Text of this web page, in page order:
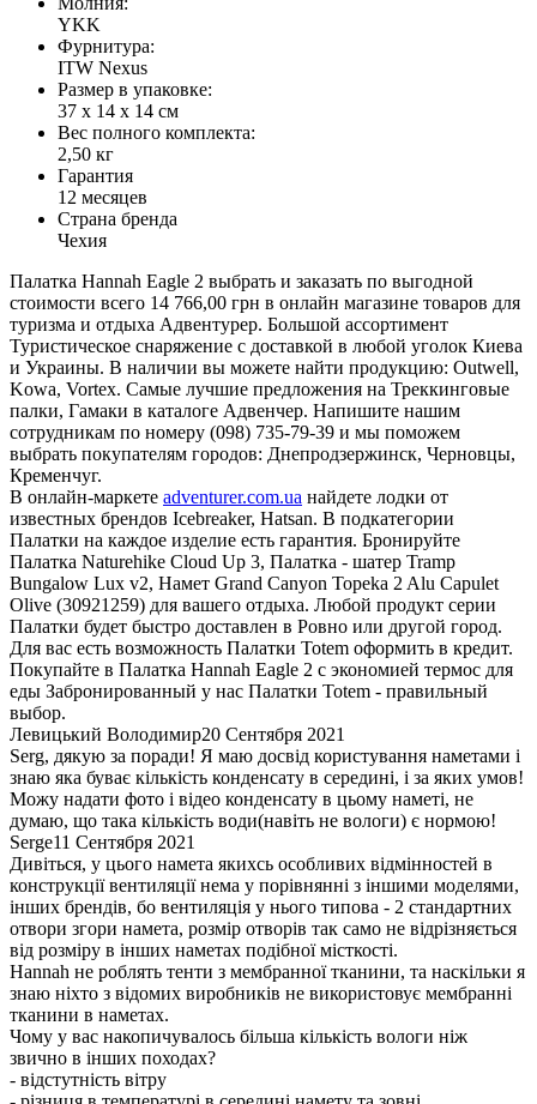
YKK
Фурнитура:
ITW Nexus
Размер в упаковке:
37 х 14 х 14 см
Вес полного комплекта:
2,50 кг
Гарантия
12 месяцев
Страна бренда
Чехия
Палатка Hannah Eagle 2 выбрать и заказать по выгодной
стоимости всего 14 766,00 грн в онлайн магазине товаров для
туризма и отдыха Адвентурер. Большой ассортимент
Туристическое снаряжение с доставкой в любой уголок Киева
и Украины. В наличии вы можете найти продукцию: Outwell,
Kowa, Vortex. Самые лучшие предложения на Треккинговые
палки, Гамаки в каталоге Адвенчер. Напишите нашим
сотрудникам по номеру (098) 735-79-39 и мы поможем
выбрать покупателям городов: Днепродзержинск, Черновцы,
Кременчуг.
В онлайн-маркете adventurer.com.ua найдете лодки от
известных брендов Icebreaker, Hatsan. В подкатегории
Палатки на каждое изделие есть гарантия. Бронируйте
Палатка Naturehike Cloud Up 3, Палатка - шатер Tramp
Bungalow Lux v2, Намет Grand Canyon Topeka 2 Alu Capulet
Olive (30921259) для вашего отдыха. Любой продукт серии
Палатки будет быстро доставлен в Ровно или другой город.
Для вас есть возможность Палатки Totem оформить в кредит.
Покупайте в Палатка Hannah Eagle 2 с экономией термос для
еды Забронированный у нас Палатки Totem - правильный
выбор.
Левицький Володимир20 Сентября 2021
Serg, дякую за поради! Я маю досвід користування наметами і
знаю яка буває кількість конденсату в середині, і за яких умов!
Можу надати фото і відео конденсату в цьому наметі, не
думаю, що така кількість води(навіть не вологи) є нормою!
Serge11 Сентября 2021
Дивіться, у цього намета якихсь особливих відмінностей в
конструкції вентиляції нема у порівнянні з іншими моделями,
інших брендів, бо вентиляція у нього типова - 2 стандартних
отвори згори намета, розмір отворів так само не відрізняється
від розміру в інших наметах подібної місткості.
Hannah не роблять тенти з мембранної тканини, та наскільки я
знаю ніхто з відомих виробників не використовує мембранні
тканини в наметах.
Чому у вас накопичувалось більша кількість вологи ніж
звично в інших походах?
- відстутність вітру